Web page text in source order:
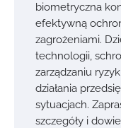
biometryczna
efektywną
zagrożeniami.
technologii,
zarządzaniu
działania
sytuacjach.
szczegóły i